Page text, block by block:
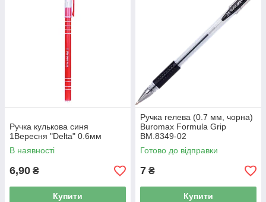
Ручка кулькова синя
1Вересня "Delta" 0.6мм
В наявності
6,90 ₴
Купити
Ручка гелева (0.7 мм, чорна)
Buromax Formula Grip
BM.8349-02
Готово до відправки
7 ₴
Купити